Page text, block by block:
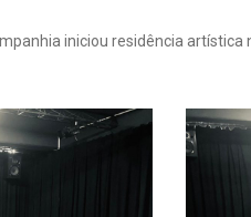
iniciou residência